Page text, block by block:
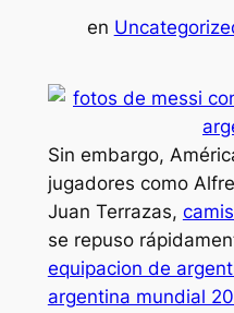
en
Sin embargo,
jugadores como
Juan Terrazas,
se repuso
equipacion de
argentina mundial